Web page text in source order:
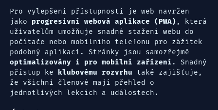
Pro vylepšení přístupnosti je web navržen
jako progresivní webová aplikace (PWA) , která
uživatelům umožňuje snadné stažení webu do
počítače nebo mobilního telefonu pro zážitek
podobný aplikaci. Stránky jsou samozřejmě
optimalizovány i pro mobilní zařízení . Snadný
přístup ke
klubovému rozvrhu také zajišťuje,
že všichni členové mají přehled o
jednotlivých lekcích a událostech.